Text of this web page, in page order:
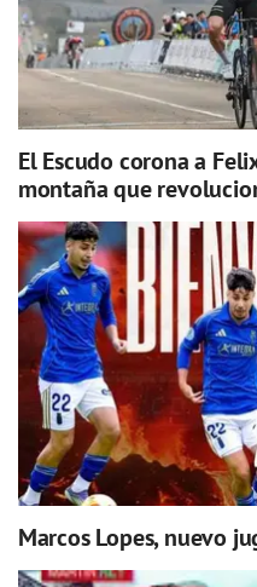
El Escudo corona a
montaña que
Marcos Lopes, nuevo